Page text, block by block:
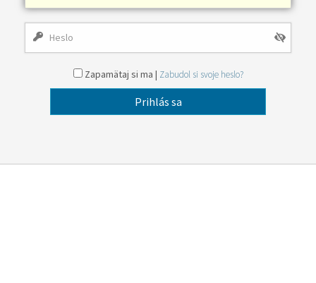
Zapamätaj si ma | Zabudol si svoje heslo?